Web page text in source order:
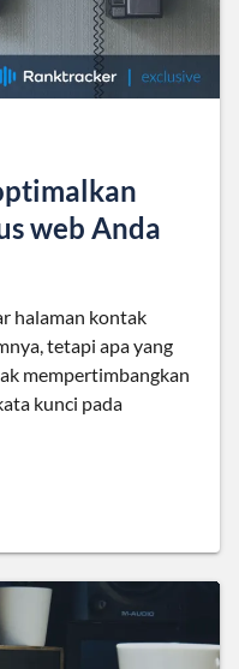
web Anda
halaman kontak
tetapi apa yang
mempertimbangkan
kunci pada